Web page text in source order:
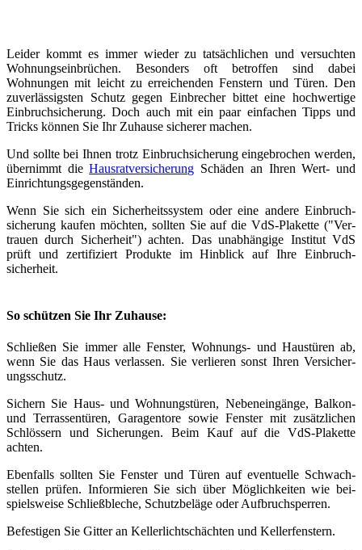
Leider kommt es immer wieder zu tat­sächlichen und ver­suchten
Wohnungs­ein­brüchen. Besonders oft be­troffen sind dabei
Wohnungen mit leicht zu er­reich­enden Fenstern und Türen. Den
zuver­lässigsten Schutz gegen Einbrecher bittet eine hoch­wertige
Ein­bruch­sicherung. Doch auch mit ein paar einfachen Tipps und
Tricks können Sie Ihr Zuhause sicherer machen.
Und sollte bei Ihnen trotz Ein­bruch­sicherung ein­ge­brochen werden,
über­nimmt dieHausrat­versicherung Schäden an Ihren Wert- und
Ein­richtungs­gegen­ständen.
Wenn Sie sich ein Sicher­heits­system oder eine andere Ein­bruch­
sicherung kaufen möchten, sollten Sie auf die VdS-Plakette ("Ver­
trauen durch Sicher­heit") achten. Das unab­hängige Institut VdS
prüft und zertifiziert Produkte im Hin­blick auf Ihre Ein­bruch­
sicherheit.
So schützen Sie Ihr Zuhause:
Schließen Sie immer alle Fenster, Wohnungs- und Haus­türen ab,
wenn Sie das Haus verlassen. Sie verlieren sonst Ihren Ver­sicher­
ungs­schutz.
Sichern Sie Haus- und Wohnungs­türen, Neben­ein­gänge, Balkon-
und Terrassen­türen, Garagen­tore sowie Fenster mit zu­sätz­lichen
Schlössern und Sicherungen. Beim Kauf auf die VdS-Plakette
achten.
Ebenfalls sollten Sie Fenster und Türen auf eventuelle Schwach­
stellen prüfen. Informieren Sie sich über Möglich­keiten wie bei­
spiels­weise Schließ­bleche, Schutz­beläge oder Auf­bruch­sperren.
Befestigen Sie Gitter an Keller­licht­schächten und Keller­fenstern.